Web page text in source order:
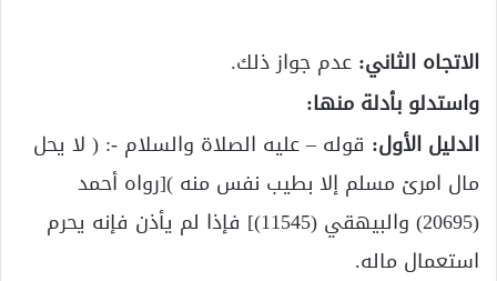
الاتجاه الثاني: عدم جواز ذلك.
واستدلو بأدلة منها:
الدليل الأول: قوله – عليه الصلاة والسلام -: ( لا يحل
مال امرئ مسلم إلا بطيب نفس منه )[رواه أحمد
(20695) والبيهقي (11545)] فإذا لم يأذن فإنه يحرم
استعمال ماله.